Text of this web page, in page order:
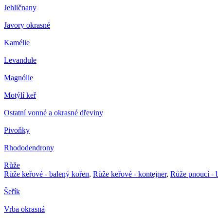
Jehličnany
Javory okrasné
Kamélie
Levandule
Magnólie
Motýlí keř
Ostatní vonné a okrasné dřeviny
Pivoňky
Rhododendrony
Růže
Růže keřové - balený kořen, Růže keřové - kontejner, Růže pnoucí -
Šeřík
Vrba okrasná